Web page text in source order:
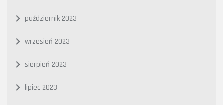
październik 2023
wrzesień 2023
sierpień 2023
lipiec 2023